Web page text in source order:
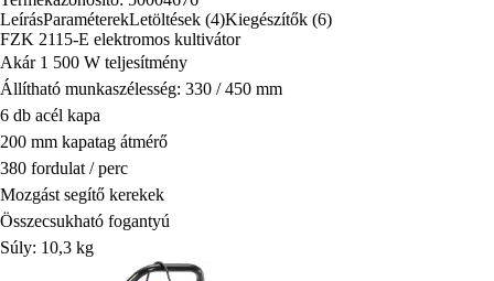
LeírásParaméterekLetöltések (4)Kiegészítők (6)
FZK 2115-E elektromos kultivátor
Akár 1 500 W teljesítmény
Állítható munkaszélesség: 330 / 450 mm
6 db acél kapa
200 mm kapatag átmérő
380 fordulat / perc
Mozgást segítő kerekek
Összecsukható fogantyú
Súly: 10,3 kg